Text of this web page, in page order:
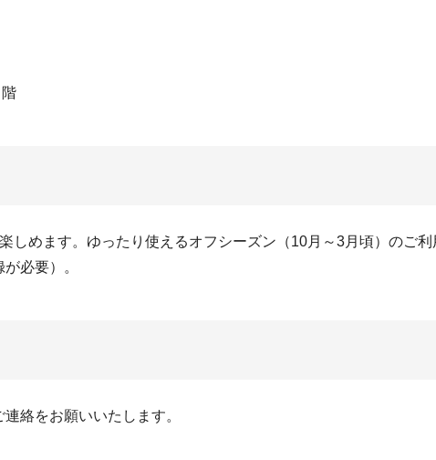
しめます。ゆったり使えるオフシーズン（10月～3月頃）のご利
必要）。
絡をお願いいたします。